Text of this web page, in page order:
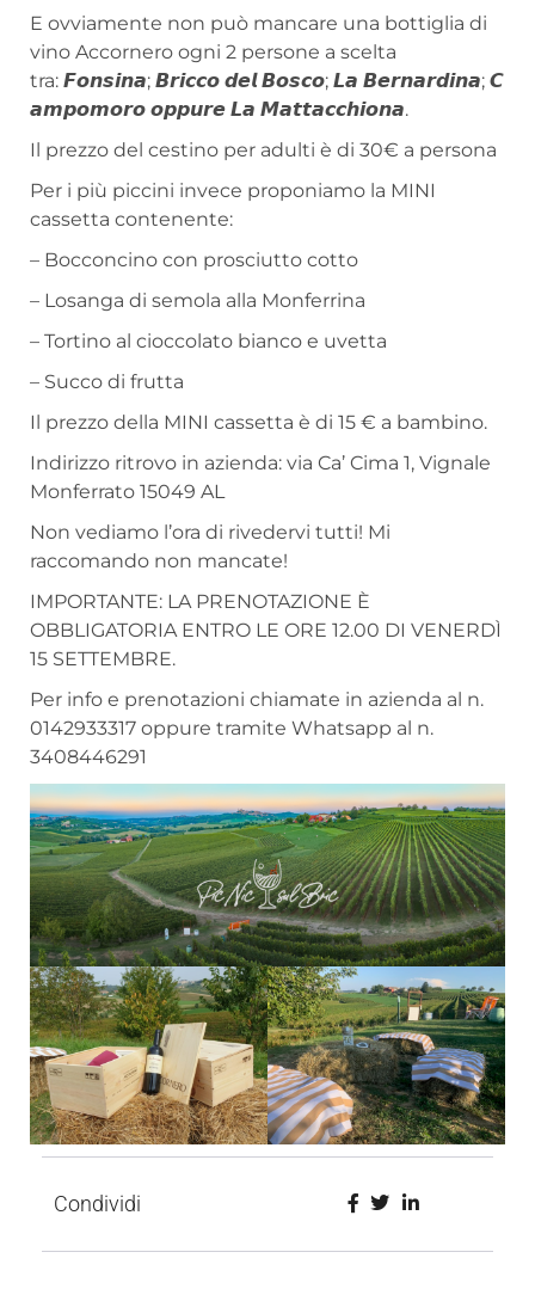
E ovviamente non può mancare una bottiglia di
vino Accornero ogni 2 persone a scelta
tra: 𝙁𝙤𝙣𝙨𝙞𝙣𝙖; 𝘽𝙧𝙞𝙘𝙘𝙤 𝙙𝙚𝙡 𝘽𝙤𝙨𝙘𝙤; 𝙇𝙖 𝘽𝙚𝙧𝙣𝙖𝙧𝙙𝙞𝙣𝙖; 𝘾
𝙖𝙢𝙥𝙤𝙢𝙤𝙧𝙤 𝙤𝙥𝙥𝙪𝙧𝙚 𝙇𝙖 𝙈𝙖𝙩𝙩𝙖𝙘𝙘𝙝𝙞𝙤𝙣𝙖.
Il prezzo del cestino per adulti è di 30€ a persona
Per i più piccini invece proponiamo la MINI
cassetta contenente:
– Bocconcino con prosciutto cotto
– Losanga di semola alla Monferrina
– Tortino al cioccolato bianco e uvetta
– Succo di frutta
Il prezzo della MINI cassetta è di 15 € a bambino.
Indirizzo ritrovo in azienda: via Ca’ Cima 1, Vignale
Monferrato 15049 AL
Non vediamo l’ora di rivedervi tutti! Mi
raccomando non mancate!
IMPORTANTE: LA PRENOTAZIONE È
OBBLIGATORIA ENTRO LE ORE 12.00 DI VENERDÌ
15 SETTEMBRE.
Per info e prenotazioni chiamate in azienda al n.
0142933317 oppure tramite Whatsapp al n.
3408446291
Condividi